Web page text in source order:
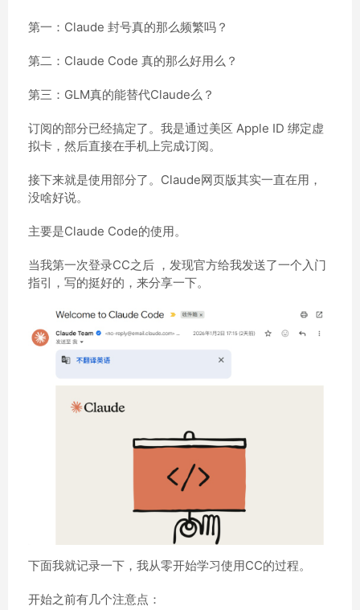
第一：Claude 封号真的那么频繁吗？
第二：Claude Code 真的那么好用么？
第三：GLM真的能替代Claude么？
订阅的部分已经搞定了。我是通过美区 Apple ID 绑定虚
拟卡，然后直接在手机上完成订阅。
接下来就是使用部分了。Claude网页版其实一直在用，
没啥好说。
主要是Claude Code的使用。
当我第一次登录CC之后 ，发现官方给我发送了一个入门
指引，写的挺好的，来分享一下。
下面我就记录一下，我从零开始学习使用CC的过程。
开始之前有几个注意点：